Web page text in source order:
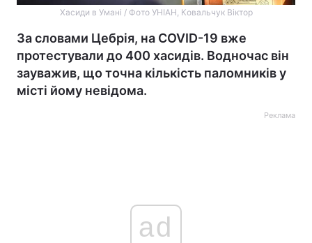
Хасиди в Умані / Фото УНІАН, Ковальчук Віктор
За словами Цебрія, на COVID-19 вже
протестували до 400 хасидів. Водночас він
зауважив, що точна кількість паломників у
місті йому невідома.
Реклама
ad